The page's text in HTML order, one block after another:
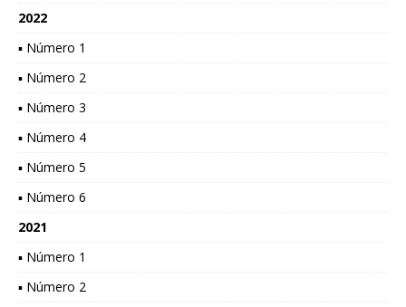
2022
▪ Número 1
▪ Número 2
▪ Número 3
▪ Número 4
▪ Número 5
▪ Número 6
2021
▪ Número 1
▪ Número 2